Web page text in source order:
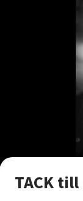
TACK